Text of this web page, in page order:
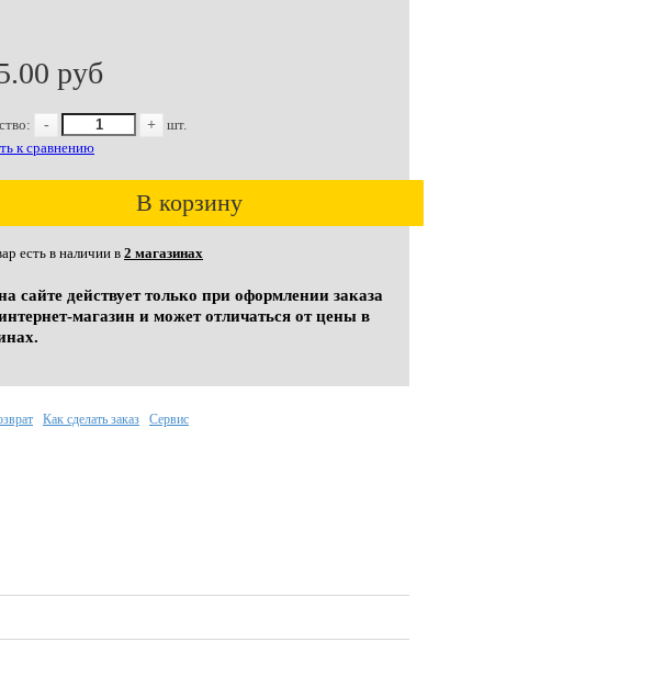
руб
- +
шт.
к сравнению
В корзину
есть в наличии в2 магазинах
сайте действует только при оформлении заказа
магазин и может отличаться от цены в
Как сделать заказ Сервис